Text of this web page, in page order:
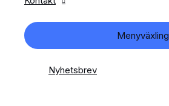
Menyväxling
Nyhetsbrev